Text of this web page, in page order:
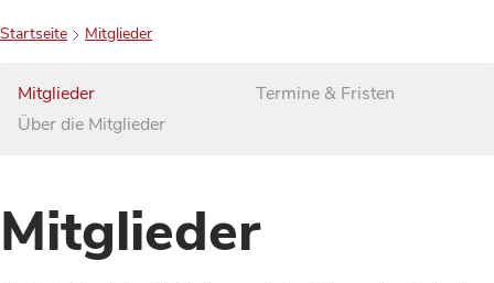
Startseite Mitglieder
Mitglieder
Über die Mitglieder
Termine & Fristen
Mitglieder